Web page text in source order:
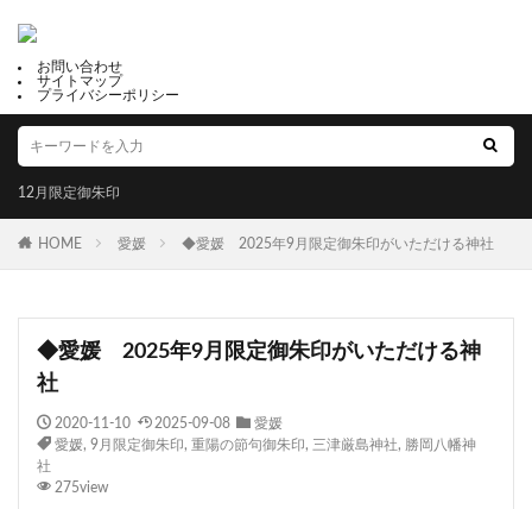
お問い合わせ
サイトマップ
プライバシーポリシー
12月限定御朱印
HOME 愛媛 ◆愛媛 2025年9月限定御朱印がいただける神社
◆愛媛 2025年9月限定御朱印がいただける神
社
2020-11-10 2025-09-08
愛媛
愛媛, 9月限定御朱印, 重陽の節句御朱印, 三津厳島神社, 勝岡八幡神
社
275view